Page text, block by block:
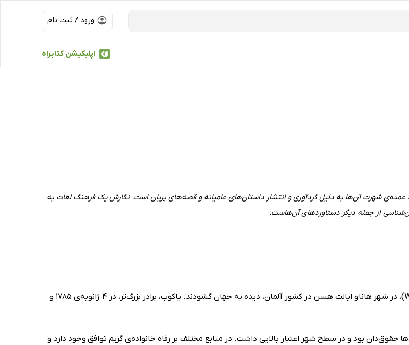
ورود / ثبت نام
اپلیکیشن کتابراه
عمده‌ی شهرت آن‌ها به دلیل گردآوری و انتشار داستان‌های عامیانه و قصه‌های پریان است. نگارش یک فرهنگ لغات به
از جمله دیگر دستاوردهای آن‌هاست.
برادران گریم، یاکوب گریم (Jacob Grimm) و ویلهلم گریم (Wilhelm Grimm)، در شهر هاناو ایالت هسن در کشور آلمان، دیده به جهان گشودند. یاکوب، برادر بزرگ‌تر، در 4 ژانویه‌ی 1785 و
فرزند یک خانواده‌ی 11نفره بودند. پدر آن‌ها حقوق‌دان بود و در سطح شهر اعتبار بالایی داشت. در منابع مختلف بر رفاه خانواده‌ی گریم توافق وجود دارد و